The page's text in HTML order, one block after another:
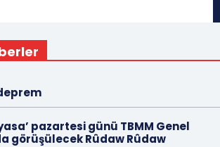
pazartesi günü TBMM Genel
görüşülecek Rûdaw Rûdaw